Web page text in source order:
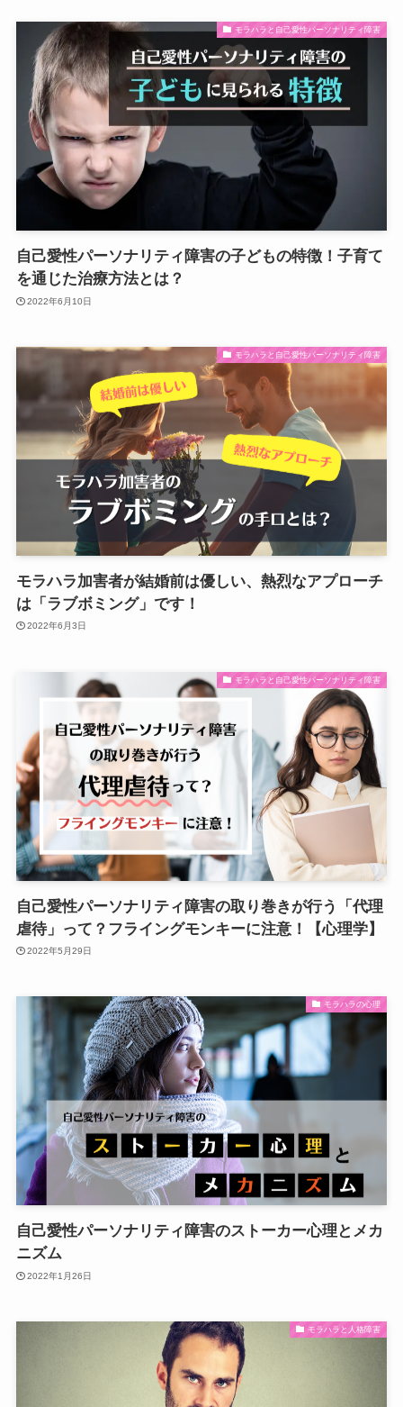
モラハラと自己愛性パーソナリティ障害
自己愛性パーソナリティ障害の子どもの特徴！子育て
を通じた治療方法とは？
2022年6月10日
モラハラと自己愛性パーソナリティ障害
モラハラ加害者が結婚前は優しい、熱烈なアプローチ
は「ラブボミング」です！
2022年6月3日
モラハラと自己愛性パーソナリティ障害
自己愛性パーソナリティ障害の取り巻きが行う「代理
虐待」って？フライングモンキーに注意！【心理学】
2022年5月29日
モラハラの心理
自己愛性パーソナリティ障害のストーカー心理とメカ
ニズム
2022年1月26日
モラハラと人格障害